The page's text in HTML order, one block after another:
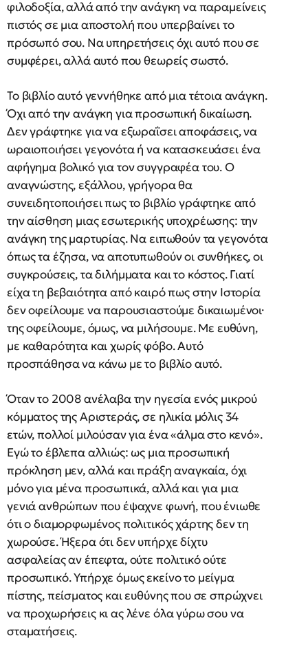
φιλοδοξία, αλλά από την ανάγκη να παραμείνεις
πιστός σε μια αποστολή που υπερβαίνει το
πρόσωπό σου. Να υπηρετήσεις όχι αυτό που σε
συμφέρει, αλλά αυτό που θεωρείς σωστό.
Το βιβλίο αυτό γεννήθηκε από μια τέτοια ανάγκη.
Όχι από την ανάγκη για προσωπική δικαίωση.
Δεν γράφτηκε για να εξωραΐσει αποφάσεις, να
ωραιοποιήσει γεγονότα ή να κατασκευάσει ένα
αφήγημα βολικό για τον συγγραφέα του. Ο
αναγνώστης, εξάλλου, γρήγορα θα
συνειδητοποιήσει πως το βιβλίο γράφτηκε από
την αίσθηση μιας εσωτερικής υποχρέωσης: την
ανάγκη της μαρτυρίας. Να ειπωθούν τα γεγονότα
όπως τα έζησα, να αποτυπωθούν οι συνθήκες, οι
συγκρούσεις, τα διλήμματα και το κόστος. Γιατί
είχα τη βεβαιότητα από καιρό πως στην Ιστορία
δεν οφείλουμε να παρουσιαστούμε δικαιωμένοι·
της οφείλουμε, όμως, να μιλήσουμε. Με ευθύνη,
με καθαρότητα και χωρίς φόβο. Αυτό
προσπάθησα να κάνω με το βιβλίο αυτό.
Όταν το 2008 ανέλαβα την ηγεσία ενός μικρού
κόμματος της Αριστεράς, σε ηλικία μόλις 34
ετών, πολλοί μιλούσαν για ένα «άλμα στο κενό».
Εγώ το έβλεπα αλλιώς: ως μια προσωπική
πρόκληση μεν, αλλά και πράξη αναγκαία, όχι
μόνο για μένα προσωπικά, αλλά και για μια
γενιά ανθρώπων που έψαχνε φωνή, που ένιωθε
ότι ο διαμορφωμένος πολιτικός χάρτης δεν τη
χωρούσε. Ήξερα ότι δεν υπήρχε δίχτυ
ασφαλείας αν έπεφτα, ούτε πολιτικό ούτε
προσωπικό. Υπήρχε όμως εκείνο το μείγμα
πίστης, πείσματος και ευθύνης που σε σπρώχνει
να προχωρήσεις κι ας λένε όλα γύρω σου να
σταματήσεις.